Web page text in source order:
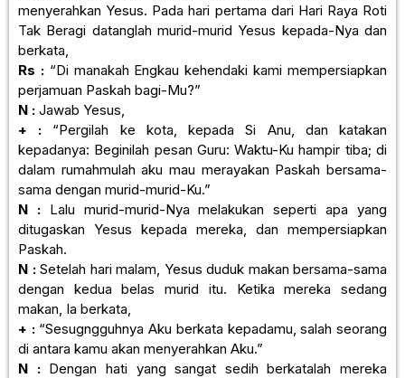
menyerahkan Yesus. Pada hari pertama dari Hari Raya Roti
Tak Beragi datanglah murid-murid Yesus kepada-Nya dan
berkata,
Rs :“Di manakah Engkau kehendaki kami mempersiapkan
perjamuan Paskah bagi-Mu?”
N : Jawab Yesus,
+ : “Pergilah ke kota, kepada Si Anu, dan katakan
kepadanya: Beginilah pesan Guru: Waktu-Ku hampir tiba; di
dalam rumahmulah aku mau merayakan Paskah bersama-
sama dengan murid-murid-Ku.”
N :Lalu murid-murid-Nya melakukan seperti apa yang
ditugaskan Yesus kepada mereka, dan mempersiapkan
Paskah.
N :Setelah hari malam, Yesus duduk makan bersama-sama
dengan kedua belas murid itu. Ketika mereka sedang
makan, Ia berkata,
+ : “Sesugngguhnya Aku berkata kepadamu, salah seorang
di antara kamu akan menyerahkan Aku.”
N :Dengan hati yang sangat sedih berkatalah mereka